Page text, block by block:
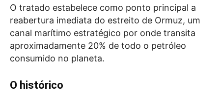
O tratado estabelece como ponto principal a
reabertura imediata do estreito de Ormuz, um
canal marítimo estratégico por onde transita
aproximadamente 20% de todo o petróleo
consumido no planeta.
O histórico